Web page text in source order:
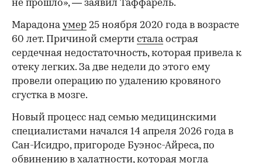
00:00
не прошло», — заявил Таффарель.
Марадонаумер 25 ноября 2020 года в возрасте
60 лет. Причиной смерти сталаострая
сердечная недостаточность, которая привела к
отеку легких. За две недели до этого ему
провели операцию по удалению кровяного
сгустка в мозге.
Новый процесс над семью медицинскими
специалистами начался 14 апреля 2026 года в
Сан-Исидро, пригороде Буэнос-Айреса, по
обвинению в халатности, которая могла